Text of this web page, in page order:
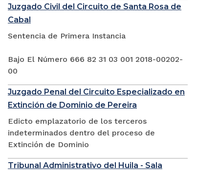
Juzgado Civil del Circuito de Santa Rosa de
Cabal
Sentencia de Primera Instancia
Bajo El Número 666 82 31 03 001 2018-00202-
00
Juzgado Penal del Circuito Especializado en
Extinción de Dominio de Pereira
Edicto emplazatorio de los terceros
indeterminados dentro del proceso de
Extinción de Dominio
Tribunal Administrativo del Huila - Sala